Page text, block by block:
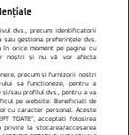
dvs., precum identificatorii
sau gestiona preferințele dvs.
orice moment pe pagina cu
noștri și nu vă vor afecta
precum si furnizorii nostri
sa functioneze, pentru a
sau profilul dvs., pentru a va
pe website. Beneficiati de
cu caracter personal. Aceste
TOATE”, acceptati folosirea
la stocarea/accesarea